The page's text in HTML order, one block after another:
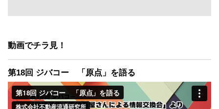
動画でチラ見！
第18回 ジバコー 「原点」を語る